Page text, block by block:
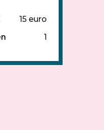
15 euro
1